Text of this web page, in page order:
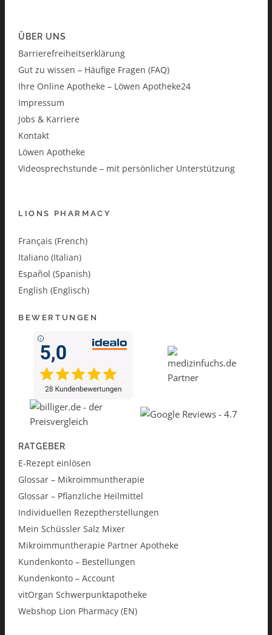
ÜBER UNS
Barrierefreiheitserklärung
Gut zu wissen – Häufige Fragen (FAQ)
Ihre Online Apotheke – Löwen Apotheke24
Impressum
Jobs & Karriere
Kontakt
Löwen Apotheke
Videosprechstunde – mit persönlicher Unterstützung
LIONS PHARMACY
Français (French)
Italiano (Italian)
Español (Spanish)
English (Englisch)
BEWERTUNGEN
RATGEBER
E-Rezept einlösen
Glossar – Mikroimmuntherapie
Glossar – Pflanzliche Heilmittel
Individuellen Rezeptherstellungen
Mein Schüssler Salz Mixer
Mikroimmuntherapie Partner Apotheke
Kundenkonto – Bestellungen
Kundenkonto – Account
vitOrgan Schwerpunktapotheke
Webshop Lion Pharmacy (EN)